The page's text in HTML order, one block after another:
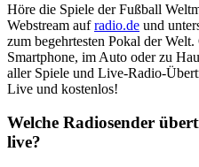
Höre die Spiele der Fußball
Webstream aufradio.de und
zum begehrtesten Pokal der
Smartphone, im Auto oder zu
aller Spiele und Live-Radio-
Live und kostenlos!
Welche Radiosender
live?